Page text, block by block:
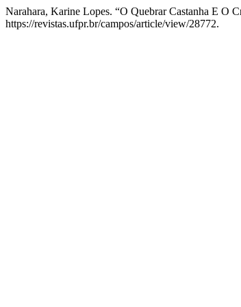
Narahara, Karine Lopes. “O Quebrar Castanha E O
https://revistas.ufpr.br/campos/article/view/28772.